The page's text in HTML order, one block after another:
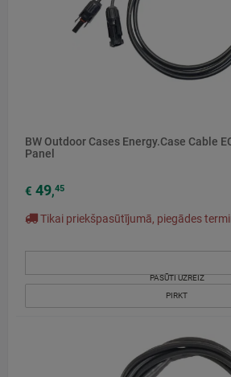
BW Outdoor Cases Energy.Case Cable
Panel
€ 49,45
Tikai priekšpasūtījumā, piegādes
PASŪTI UZREIZ
PIRKT